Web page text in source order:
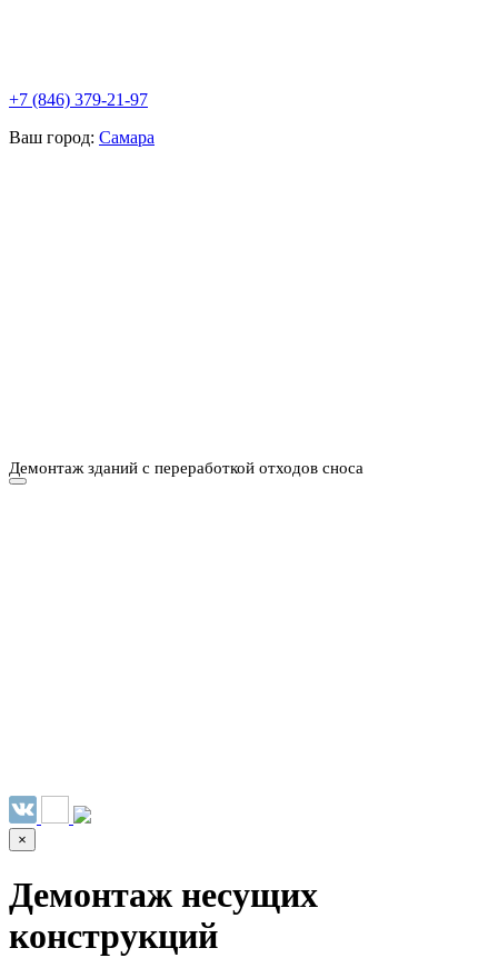
+7 (846) 379-21-97
Ваш город: Самара
Демонтаж зданий с переработкой отходов сноса
×
Демонтаж несущих
конструкций